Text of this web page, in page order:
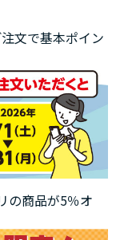
文で基本ポイン
の商品が5％オ